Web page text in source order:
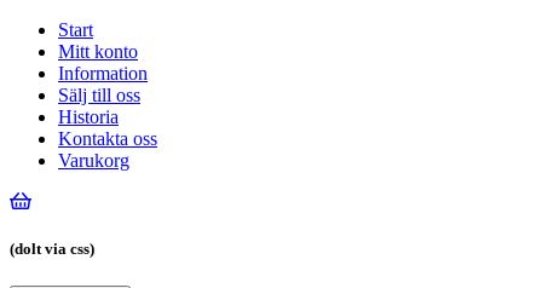
Start
Mitt konto
Information
Sälj till oss
Historia
Kontakta oss
Varukorg
(dolt via css)